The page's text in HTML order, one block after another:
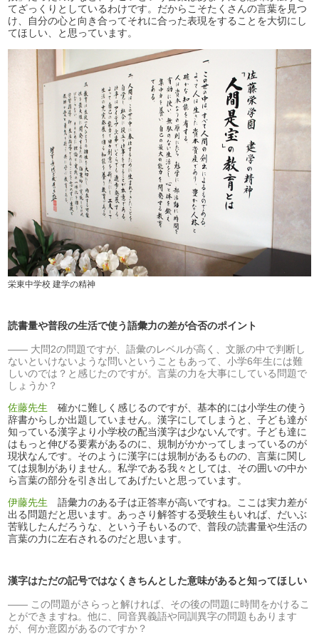
てざっくりとしているわけです。だからこそたくさんの言葉を見つ
け、自分の心と向き合ってそれに合った表現をすることを大切にし
てほしい、と思っています。
栄東中学校 建学の精神
読書量や普段の生活で使う語彙力の差が合否のポイント
大問2の問題ですが、語彙のレベルが高く、文脈の中で判断し
ないといけないような問いということもあって、小学6年生には難
しいのでは？と感じたのですが。言葉の力を大事にしている問題で
しょうか？
佐藤先生 確かに難しく感じるのですが、基本的には小学生の使う
辞書からしか出題していません。漢字にしてしまうと、子ども達が
知っている漢字より小学校の配当漢字は少ないんです。子ども達に
はもっと伸びる要素があるのに、規制がかかってしまっているのが
現状なんです。そのように漢字には規制があるものの、言葉に関し
ては規制がありません。私学である我々としては、その囲いの中か
ら言葉の部分を引き出してあげたいと思っています。
伊藤先生 語彙力のある子は正答率が高いですね。ここは実力差が
出る問題だと思います。あっさり解答する受験生もいれば、だいぶ
苦戦したんだろうな、という子もいるので、普段の読書量や生活の
言葉の力に左右されるのだと思います。
漢字はただの記号ではなくきちんとした意味があると知ってほしい
この問題がさらっと解ければ、その後の問題に時間をかけるこ
とができますね。他に、同音異義語や同訓異字の問題もあります
が、何か意図があるのですか？